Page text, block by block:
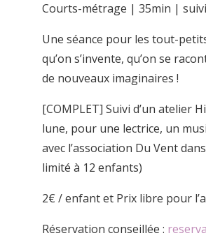
Courts-métrage | 35min |
Une séance pour les tout-
qu’on s’invente, qu’on se
de nouveaux imaginaires !
[COMPLET] Suivi d’un atelier
lune, pour une lectrice, un
avec l’association Du Vent
limité à 12 enfants)
2€ / enfant et Prix libre pour
Réservation conseillée :